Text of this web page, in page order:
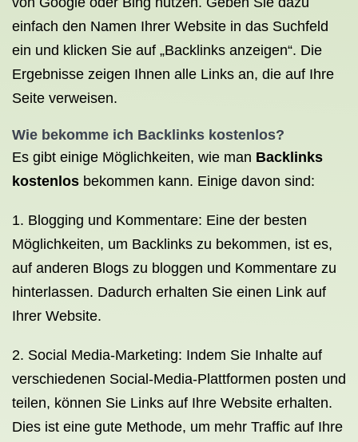
einfach den Namen Ihrer Website in das Suchfeld
ein und klicken Sie auf „Backlinks anzeigen“. Die
Ergebnisse zeigen Ihnen alle Links an, die auf Ihre
Seite verweisen.
Wie bekomme ich Backlinks kostenlos?
Es gibt einige Möglichkeiten, wie man Backlinks
kostenlos bekommen kann. Einige davon sind:
1. Blogging und Kommentare: Eine der besten
Möglichkeiten, um Backlinks zu bekommen, ist es,
auf anderen Blogs zu bloggen und Kommentare zu
hinterlassen. Dadurch erhalten Sie einen Link auf
Ihrer Website.
2. Social Media-Marketing: Indem Sie Inhalte auf
verschiedenen Social-Media-Plattformen posten und
teilen, können Sie Links auf Ihre Website erhalten.
Dies ist eine gute Methode, um mehr Traffic auf Ihre